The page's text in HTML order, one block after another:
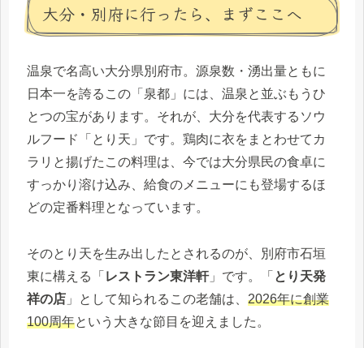
大分・別府に行ったら、まずここへ
温泉で名高い大分県別府市。源泉数・湧出量ともに
日本一を誇るこの「泉都」には、温泉と並ぶもうひ
とつの宝があります。それが、大分を代表するソウ
ルフード「とり天」です。鶏肉に衣をまとわせてカ
ラリと揚げたこの料理は、今では大分県民の食卓に
すっかり溶け込み、給食のメニューにも登場するほ
どの定番料理となっています。
そのとり天を生み出したとされるのが、別府市石垣
東に構える「 レストラン東洋軒」です。「 とり天発
祥の店 」として知られるこの老舗は、 2026年に創業
100周年という大きな節目を迎えました。